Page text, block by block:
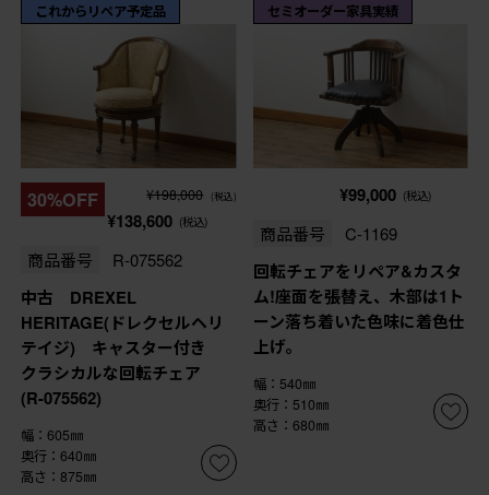
これからリペア予定品
30%OFF ¥198,000 (税込)
¥138,600 (税込)
商品番号 R-075562
中古 DREXEL
HERITAGE(ドレクセルヘリ
テイジ) キャスター付き
クラシカルな回転チェア
(R-075562)
幅：605㎜
奥行：640㎜
高さ：875㎜
セミオーダー家具実績
¥99,000 (税込)
商品番号 C-1169
回転チェアをリペア&カスタ
ム!座面を張替え、木部は1ト
ーン落ち着いた色味に着色仕
上げ。
幅：540㎜
奥行：510㎜
高さ：680㎜